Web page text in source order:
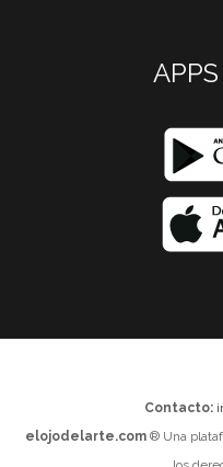
Contacto:
elojodelarte.com® Una